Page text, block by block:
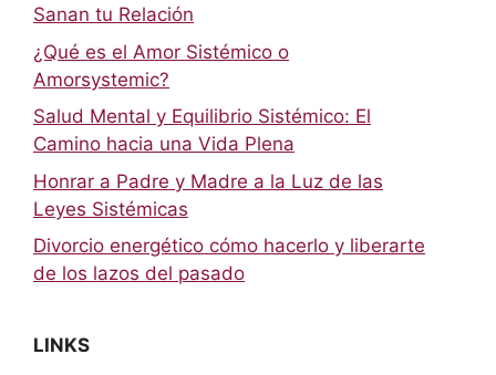
Sanan tu Relación
¿Qué es el Amor Sistémico o
Amorsystemic?
Salud Mental y Equilibrio Sistémico: El
Camino hacia una Vida Plena
Honrar a Padre y Madre a la Luz de las
Leyes Sistémicas
Divorcio energético cómo hacerlo y liberarte
de los lazos del pasado
LINKS